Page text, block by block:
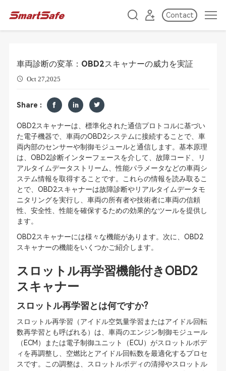
Contact
車両診断の変革：OBD2スキャナーの威力を実証
Oct 27,2025
Share :
OBD2スキャナーは、標準化された通信プロトコルに基づい
た電子機器で、車両のOBD2システムに接続することで、車
両内部のセンサーや制御モジュールと通信します。基本原理
は、OBD2診断インターフェースを介して、故障コード、リ
アルタイムデータストリーム、性能パラメータなどの車両シ
ステム情報を取得することです。これらの情報を読み取るこ
とで、OBD2スキャナーは故障診断やリアルタイムデータモ
ニタリングを実行し、車両の所有者や技術者に車両の信頼
性、安全性、性能を確保するための効果的なツールを提供し
ます。
OBD2スキャナーには様々な機能があります。次に、OBD2
スキャナーの機能をいくつかご紹介します。
スロットル再学習機能付きOBD2
スキャナー
スロットル再学習とは何ですか?
スロットル再学習（アイドル空気量学習またはアイドル回転
数再学習とも呼ばれる）は、車両のエンジン制御モジュール
（ECM）または電子制御ユニット（ECU）がスロットルボデ
ィを再調整し、空燃比とアイドル回転数を最適化するプロセ
スです。この調整は、スロットルボディの清掃やスロットル